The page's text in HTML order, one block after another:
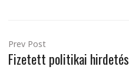
Prev Post
Fizetett politikai hirdetés